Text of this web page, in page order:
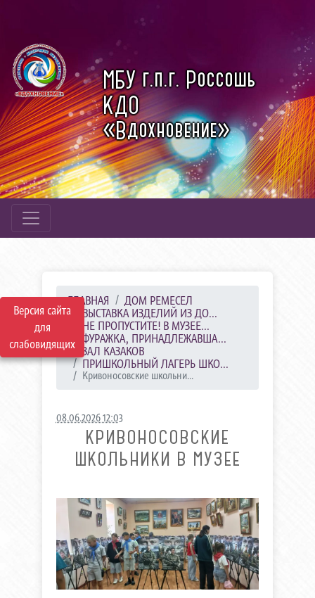
Версия сайта
для
слабовидящих
МБУ г.п.г. Россошь
КДО
«Вдохновение»
ГЛАВНАЯ
ДОМ РЕМЕСЕЛ
ВЫСТАВКА ИЗДЕЛИЙ ИЗ ДО...
НЕ ПРОПУСТИТЕ! В МУЗЕЕ...
ФУРАЖКА, ПРИНАДЛЕЖАВША...
ЗАЛ КАЗАКОВ
ПРИШКОЛЬНЫЙ ЛАГЕРЬ ШКО...
Кривоносовские школьни...
08.06.2026 12:03
КРИВОНОСОВСКИЕ
ШКОЛЬНИКИ В МУЗЕЕ